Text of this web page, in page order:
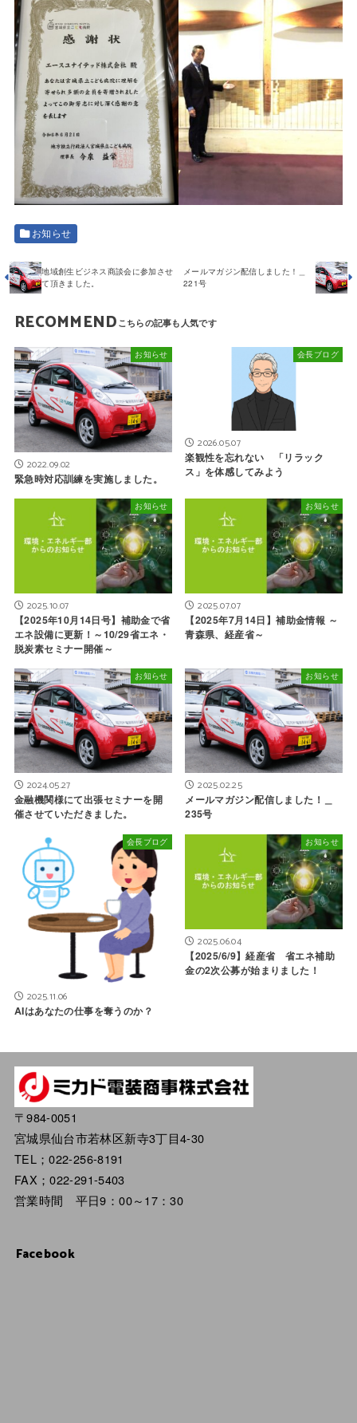
お知らせ
メールマガジン配信しました！＿
221号
地域創生ビジネス商談会に参加させ
て頂きました。
RECOMMEND
お知らせ
2022.09.02
緊急時対応訓練を実施しました。
会長ブログ
2026.05.07
楽観性を忘れない 「リラック
ス」を体感してみよう
お知らせ
2025.10.07
【2025年10月14日号】補助金で省
エネ設備に更新！～10/29省エネ・
脱炭素セミナー開催～
お知らせ
2025.07.07
【2025年7月14日】補助金情報 ～
青森県、経産省～
お知らせ
2024.05.27
金融機関様にて出張セミナーを開
催させていただきました。
お知らせ
2025.02.25
メールマガジン配信しました！＿
235号
会長ブログ
2025.11.06
AIはあなたの仕事を奪うのか？
お知らせ
2025.06.04
【2025/6/9】経産省 省エネ補助
金の2次公募が始まりました！
〒984-0051
宮城県仙台市若林区新寺3丁目4-30
TEL；022-256-8191
FAX；022-291-5403
営業時間 平日9：00～17：30
Facebook